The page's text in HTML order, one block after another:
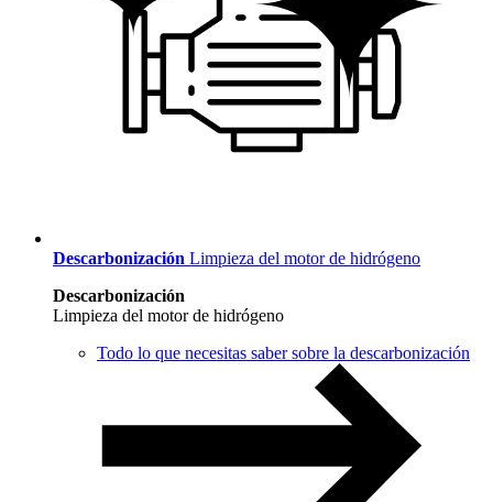
Descarbonización Limpieza del motor de hidrógeno
Descarbonización
Limpieza del motor de hidrógeno
Todo lo que necesitas saber sobre la descarbonización